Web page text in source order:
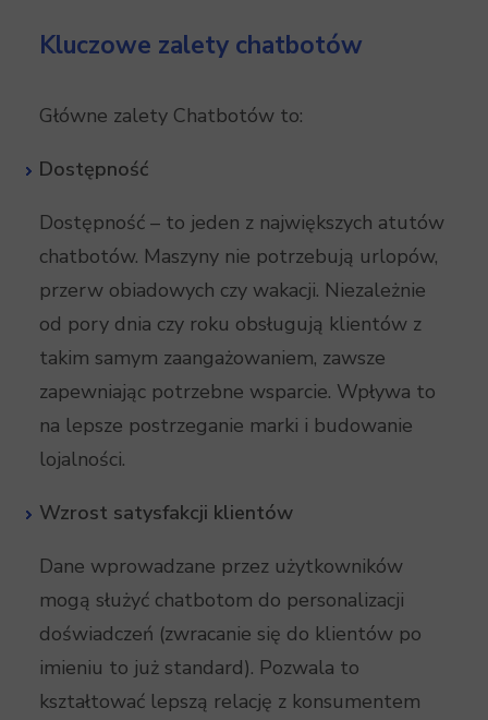
Kluczowe zalety chatbotów
Główne zalety Chatbotów to:
Dostępność
Dostępność – to jeden z największych atutów
chatbotów. Maszyny nie potrzebują urlopów,
przerw obiadowych czy wakacji. Niezależnie
od pory dnia czy roku obsługują klientów z
takim samym zaangażowaniem, zawsze
zapewniając potrzebne wsparcie. Wpływa to
na lepsze postrzeganie marki i budowanie
lojalności.
Wzrost satysfakcji klientów
Dane wprowadzane przez użytkowników
mogą służyć chatbotom do personalizacji
doświadczeń (zwracanie się do klientów po
imieniu to już standard). Pozwala to
kształtować lepszą relację z konsumentem